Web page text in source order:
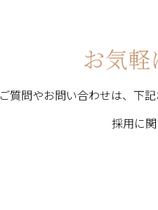
お気
ご質問やお問い合わせは、下
採用に